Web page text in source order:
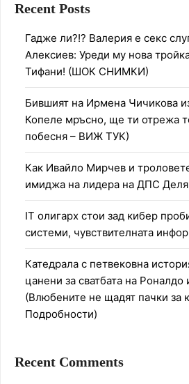
Recent Posts
Гадже ли?!? Валерия е секс
Алексиев: Уреди му нова
Тифани! (ШОК СНИМКИ)
Бившият на Ирмена Чичикова
Копеле мръсно, ще ти отрежа
побесня – ВИЖ ТУК)
Как Ивайло Мирчев и
имиджа на лидера на ДПС
IT олигарх стои зад кибер
системи, чувствителната
Катедрала с петвековна
цанени за сватбата на
(Влюбените не щадят пачки за
Подробности)
Recent Comments